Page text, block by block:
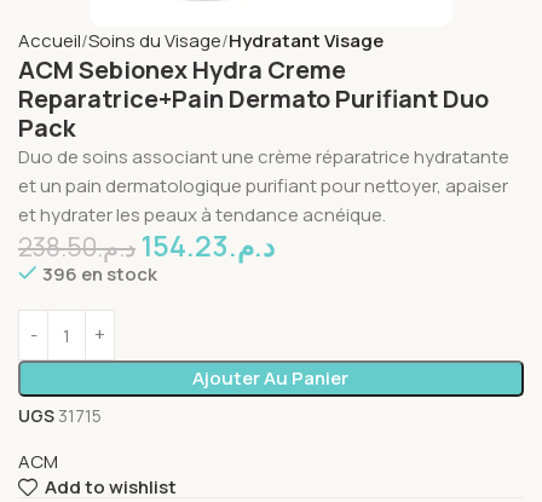
Accueil Soins du Visage Hydratant Visage
ACM Sebionex Hydra Creme
Reparatrice+Pain Dermato Purifiant Duo
Pack
Duo de soins associant une crème réparatrice hydratante
et un pain dermatologique purifiant pour nettoyer, apaiser
et hydrater les peaux à tendance acnéique.
د.م.238.50 د.م.154.23
396 en stock
Ajouter Au Panier
UGS 31715
ACM
Add to wishlist